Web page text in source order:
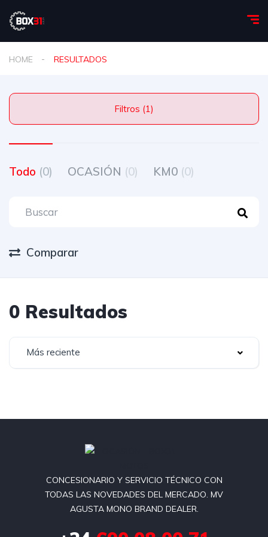
HOME RESULTADOS
Filtros (1)
Todo (0) OCASIÓN (0) KM0 (0)
Comparar
0 Resultados
Más reciente
CONCESIONARIO Y SERVICIO TÉCNICO CON
TODAS LAS NOVEDADES DEL MERCADO. MV
AGUSTA MONO BRAND DEALER.